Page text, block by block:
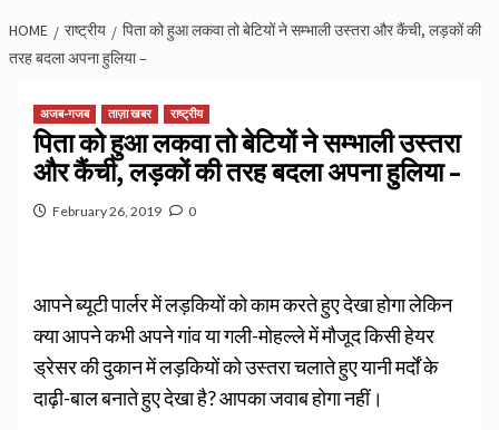
HOME राष्ट्रीय
पिता को हुआ लकवा तो बेटियों ने सम्‍भाली उस्‍तरा और कैंची, लड़कों की
तरह बदला अपना हुलिया –
अजब-गजब ताज़ा खबर राष्ट्रीय
पिता को हुआ लकवा तो बेटियों ने सम्‍भाली उस्‍तरा
और कैंची, लड़कों की तरह बदला अपना हुलिया –
February 26, 2019 0
आपने ब्‍यूटी पार्लर में लड़कियों को काम करते हुए देखा होगा लेकिन
क्‍या आपने कभी अपने गांव या गली-मोहल्‍ले में मौजूद किसी हेयर
ड्रेसर की दुकान में लड़कियों को उस्‍तरा चलाते हुए यानी मर्दों के
दाढ़ी-बाल बनाते हुए देखा है? आपका जवाब होगा नहीं।